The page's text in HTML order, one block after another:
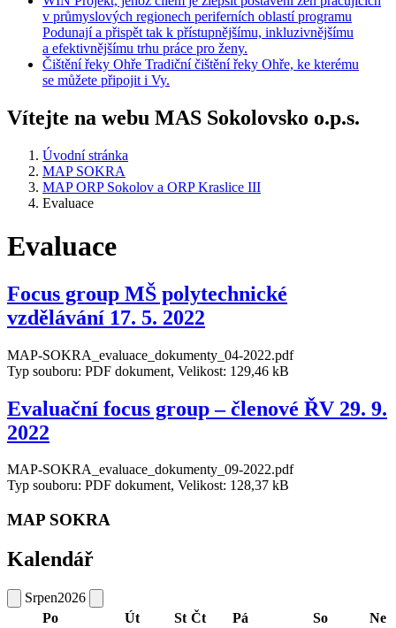
v průmyslových regionech periferních oblastí programu
Podunají a přispět tak k přístupnějšímu, inkluzivnějšímu
a efektivnějšímu trhu práce pro ženy.
Čištěnířeky Ohře Tradiční čištění řeky Ohře, ke kterému
se můžete připojit i Vy.
Vítejte na webu MAS Sokolovsko o.p.s.
Úvodní stránka
MAP SOKRA
MAP ORP Sokolov a ORP Kraslice III
Evaluace
Evaluace
Focus group MŠ polytechnické
vzdělávání 17. 5. 2022
MAP-SOKRA_evaluace_dokumenty_04-2022.pdf
Typ souboru: PDF dokument, Velikost: 129,46 kB
Evaluační focus group – členové ŘV 29. 9.
2022
MAP-SOKRA_evaluace_dokumenty_09-2022.pdf
Typ souboru: PDF dokument, Velikost: 128,37 kB
MAP SOKRA
Kalendář
Srpen2026
Po
Út St Čt Pá So Ne